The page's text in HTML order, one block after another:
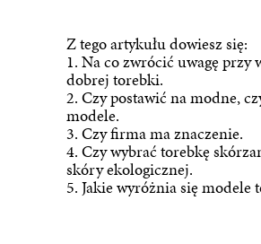
Z tego artykułu dowiesz się:
1. Na co zwrócić uwagę przy
dobrej torebki.
2. Czy postawić na modne,
modele.
3. Czy firma ma znaczenie.
4. Czy wybrać torebkę
skóry ekologicznej.
5. Jakie wyróżnia się modele